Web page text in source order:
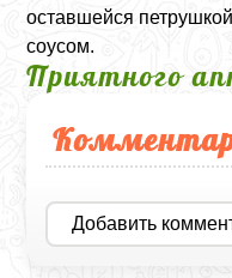
оставшейся
соусом.
Приятного
Добавить